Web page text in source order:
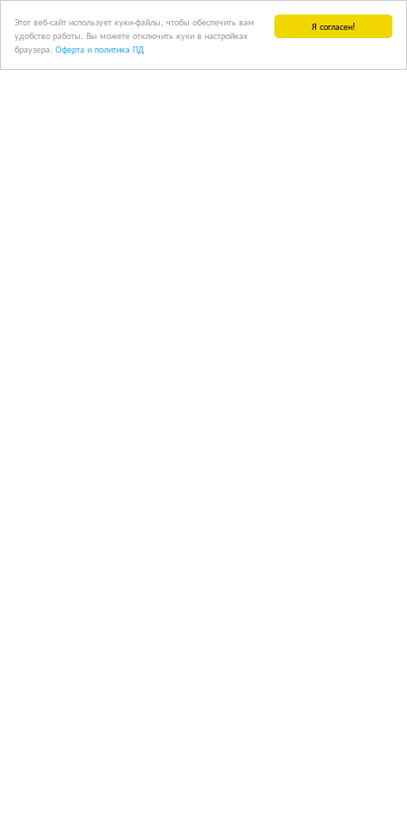
Я согласен!
Этот веб-сайт использует куки-файлы, чтобы обеспечить вам
удобство работы. Вы можете отключить куки в настройках
браузера. Оферта и политика ПД